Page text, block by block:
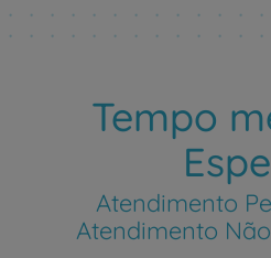
Tempo
Atendimento
Atendimento